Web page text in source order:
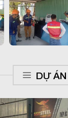
DỰ ÁN